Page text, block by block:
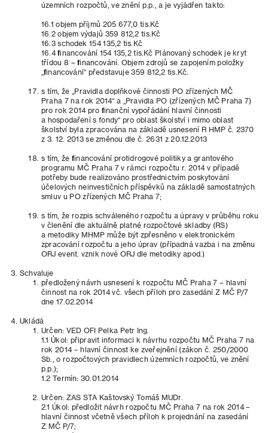
územních rozpočtů, ve znění p.p., a je vyjádřen takto:
16.1 objem příjmů 205 677,0 tis.Kč
16.2 objem výdajů 359 812,2 tis.Kč
16.3 schodek 154 135,2 tis.Kč
16.4 financování 154 135,2 tis.Kč Plánovaný schodek je kryt
třídou 8 – financování. Objem zdrojů se zapojením položky
„financování“ představuje 359 812,2 tis.Kč.
s tím, že „Pravidla doplňkové činnosti PO zřízených MČ
Praha 7 na rok 2014“ a „Pravidla PO (zřízených MČ Praha 7)
pro rok 2014 pro finanční vypořádání hlavní činnosti
a hospodaření s fondy“ pro oblast školství i mimo oblast
školství byla zpracována na základě usnesení R HMP č. 2370
z 3. 12. 2013 se změnou dle č. 2631 z 20.12.2013
s tím, že financování protidrogové politiky a grantového
programu MČ Praha 7 v rámci rozpočtu r. 2014 v případě
potřeby bude realizováno prostřednictvím poskytování
účelových neinvestičních příspěvků na základě samostatných
smluv u PO zřízených MČ Praha 7;
s tím, že rozpis schváleného rozpočtu a úpravy v průběhu roku
v členění dle aktuálně platné rozpočtové skladby (RS)
a metodiky MHMP může být zpřesněno v elektronickém
zpracování rozpočtu a jeho úprav (případná vazba i na změnu
ORJ event. vznik nové ORJ dle metodiky apod.)
Schvaluje
předložený návrh usnesení k rozpočtu MČ Praha 7 – hlavní
činnost na rok 2014 vč. všech příloh pro zasedání Z MČ P/7
dne 17.02.2014
Ukládá
Určen: VED OFI Pelka Petr Ing.
1.1 Úkol: připravit informaci k návrhu rozpočtu MČ Praha 7 na
rok 2014 – hlavní činnost ke zveřejnění (zákon č. 250/2000
Sb., o rozpočtových pravidlech územních rozpočtů, ve znění
p.p.);
1.2 Termín: 30.01.2014
Určen: ZAS STA Kaštovský Tomáš MUDr.
2.1 Úkol: předložit návrh rozpočtu MČ Praha 7 na rok 2014 –
hlavní činnost včetně všech příloh k projednání na zasedání
Z MČ P/7;